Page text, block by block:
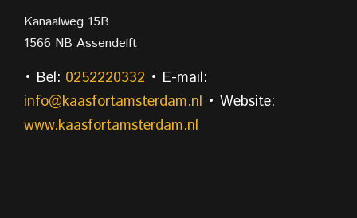
Kanaalweg 15B
1566 NB Assendelft
• Bel: 0252220332 • E-mail:
info@kaasfortamsterdam.nl • Website:
www.kaasfortamsterdam.nl